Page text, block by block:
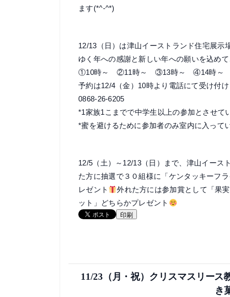
ます(*^-^*)
12/13（日）は津山イーストランド住宅展示
ゆく年への感謝と新しい年への願いを込め
①10時～ ②11時～ ③13時～ ④14時～ 各
予約は12/4（金）10時より電話にて受け付け
0868-26-6205
*1家族1こまでで中学生以上の参加とさせて
*蜜を避けるために参加者のみ室内に入って
12/5（土）～12/13（日）まで、津山イース
た方に抽選で３０組様に「ケンタッキーフ
レゼント
外れた方には参加賞として「果
ット」どちらかプレゼント
印刷
11/23（月・祝）クリスマスリース
き